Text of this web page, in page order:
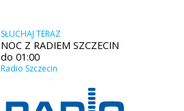
SŁUCHAJ TERAZ
NOC Z RADIEM SZCZECIN
do 01:00
Radio Szczecin